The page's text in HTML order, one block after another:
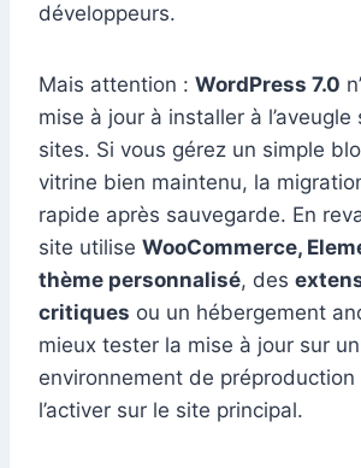
développeurs.
Mais attention : WordPress 7.0
mise à jour à installer à l’aveugle
sites. Si vous gérez un simple
vitrine bien maintenu, la
rapide après sauvegarde. En
site utilise WooCommerce,
thème personnalisé, des
critiques ou un hébergement
mieux tester la mise à jour sur un
environnement de préproduction
l’activer sur le site principal.